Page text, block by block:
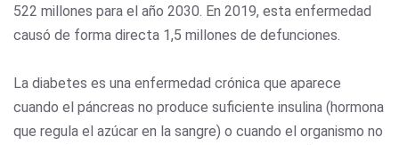
522 millones para el año 2030. En 2019, esta enfermedad
causó de forma directa 1,5 millones de defunciones.
La diabetes es una enfermedad crónica que aparece
cuando el páncreas no produce suficiente insulina (hormona
que regula el azúcar en la sangre) o cuando el organismo no